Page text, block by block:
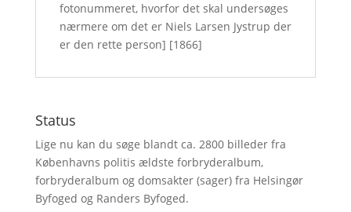
fotonummeret, hvorfor det skal undersøges
nærmere om det er Niels Larsen Jystrup der
er den rette person] [1866]
Status
Lige nu kan du søge blandt ca. 2800 billeder fra
Københavns politis ældste forbryderalbum,
forbryderalbum og domsakter (sager) fra Helsingør
Byfoged og Randers Byfoged.